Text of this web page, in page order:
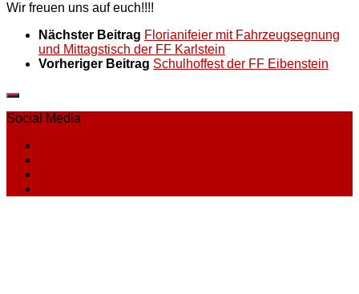
Wir freuen uns auf euch!!!!
Nächster Beitrag Florianifeier mit Fahrzeugsegnung
und Mittagstisch der FF Karlstein
Vorheriger Beitrag Schulhoffest der FF Eibenstein
Social Media